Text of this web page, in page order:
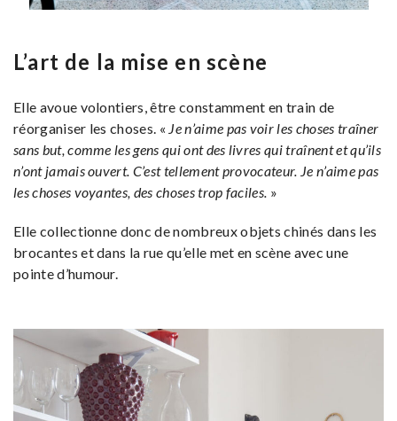
L’art de la mise en scène
Elle avoue volontiers, être constamment en train de
réorganiser les choses. « Je n’aime pas voir les choses traîner
sans but, comme les gens qui ont des livres qui traînent et qu’ils
n’ont jamais ouvert. C’est tellement provocateur. Je n’aime pas
les choses voyantes, des choses trop faciles. »
Elle collectionne donc de nombreux objets chinés dans les
brocantes et dans la rue qu’elle met en scène avec une
pointe d’humour.